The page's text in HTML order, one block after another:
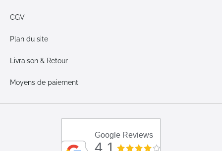
CGV
Plan du site
Livraison & Retour
Moyens de paiement
Google Reviews
4.1